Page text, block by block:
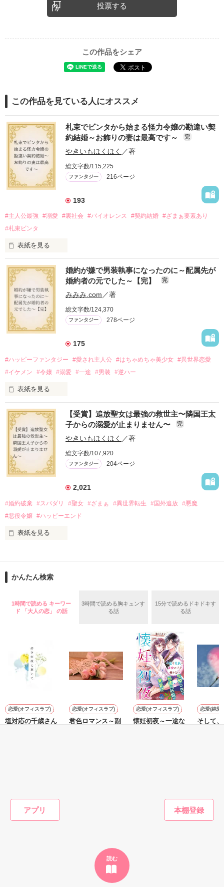
アプリ
読む
投票する
この作品をシェア
この作品を見ている人にオススメ
札束でビンタから始まる怪力令嬢の勘違い契
約結婚～お飾りの妻は最高です～
完
やきいもほくほく ／著
総文字数/115,225
ファンタジー 216ページ
193
#主人公最強 #溺愛 #裏社会 #バイオレンス #契約結婚 #ざまぁ要素あり
#札束ビンタ
表紙を見る
かつては英雄と呼ばれた父は事業で失敗ばかり。
そのせいで極貧生活を送るオリヴィア・ディルムーンは、母が
倒れたことをきっかけに娼婦になり稼ごうと屋敷を飛び出し
た。
娼館（たぶん）の店主は札束でビンタしてくる謎の男。
金と引き換えに雇われたと思いきや……契約結婚だった！？
裏社会を牛耳るロベールは仮面をつけており、謎が多いが幸せ
な結婚生活を満喫中。
そこでロベールを慕うアリスに一方的に敵視され、嫌がらせを
勘違いから始まる初夜騒動に危険ばかりの血まみれ新婚生活。
「──はい、喜んで！」
出会いは最悪、結婚生活は最高……？
愛を知らない公爵と天然怪力令嬢の溺愛バイオレンスラブコメ
ディです。
＊この世界のお金はお札にさせてください。
＊なろう、カクヨム、アルファポリス掲載中
作品を読む
婚約が嫌で男装執事になったのに～配属先が
婚約者の元でした～【完】
完
みみみ.com／著
総文字数/124,370
ファンタジー 278ページ
175
#ハッピーファンタジー #愛され主人公 #はちゃめちゃ美少女 #異世界恋愛
#イケメン
#令嬢 #溺愛 #一途 #男装 #逆ハー
表紙を見る
＼異世界ラブコメ×ハッピーファンタジー／
「いやっほぉぉおお〜い！！！！」
バンジーした侯爵令嬢の先にいたのは
甘いマスクの公爵様の頭上でした
「ど、どいてぇぇぇえ！！！！！」
「…は？」
リリィ・ロゼッタ侯爵令嬢
透き通るほど白い肌と華奢の手足
ギル・レイヴン公爵
サラサラとした綺麗な黒髪に綺麗な青色の瞳
あまりにも整った顔は女性たちを引き寄せる
表では甘いマスクを被る彼の裏は……
謎のリリィらしい手紙を残して逃亡
【受賞】追放聖女は最強の救世主〜隣国王太
子からの溺愛が止まりません〜
完
やきいもほくほく ／著
総文字数/107,920
ファンタジー 204ページ
2,021
#婚約破棄 #スパダリ #聖女 #ざまぁ #異世界転生 #国外追放 #悪魔
#悪役令嬢 #ハッピーエンド
表紙を見る
第5回 一二三書房 WEB小説大賞
ありがとうございますヽ(´▽｀)/
２０２５.０２.１５　書籍発売中です！
○●○●○●○●○●○●○●○●
パーティーの場で、シュバリタイア王国の王太子……セドリッ
ク・ノル・シュバリタイアの声が響く。
その隣にはフランソワーズの義理の妹、マドレーヌが立ってい
た。
（さて……ここまでは物語通りかしら）
フランソワーズ・ベルナールは前世で読んだ小説の悪役令嬢だ
った。
そして『聖女』として悪魔の宝玉を抑えて国を守っていたのだ
が……。
彼はある事情からフランソワーズの『聖女』としての力を欲し
ていた。
フェーブル王国で、国を救った救世主として持ち上げられ、ス
一方、フランソワーズを追い出したシュバリタイア王国は破滅
かんたん検索
1時間で読める キーワー
ド 「大人の恋」 の話
3時間で読める胸キュンす
る話
15分で読めるドキドキす
る話
恋愛(オフィスラブ)
塩対応の千歳さん
恋愛(オフィスラブ)
君色ロマンス～副
恋愛(オフィスラブ)
懐妊初夜～一途な
恋愛(純愛)
そして
かんたん検索の条件を変える